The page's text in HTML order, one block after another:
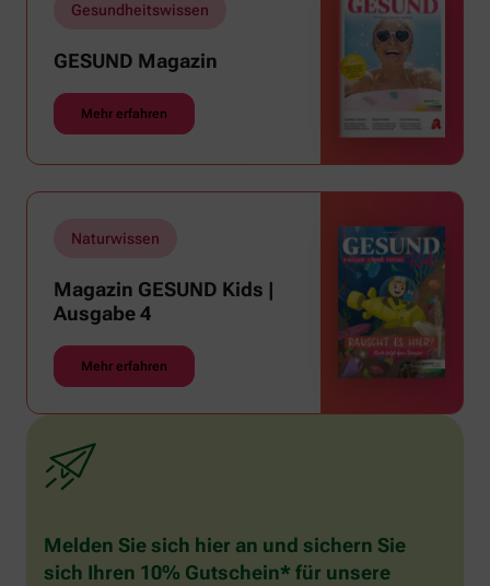
erfrischenden Regenschauer und Abkühlung.
Gesundheitswissen
GESUND Magazin
Mehr erfahren
Naturwissen
Magazin GESUND Kids |
Ausgabe 4
Mehr erfahren
Melden Sie sich hier an und sichern Sie
sich Ihren 10% Gutschein* für unsere